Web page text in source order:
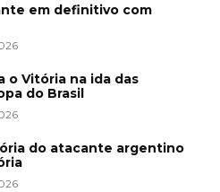
em definitivo com
o Vitória na ida das
do Brasil
do atacante argentino